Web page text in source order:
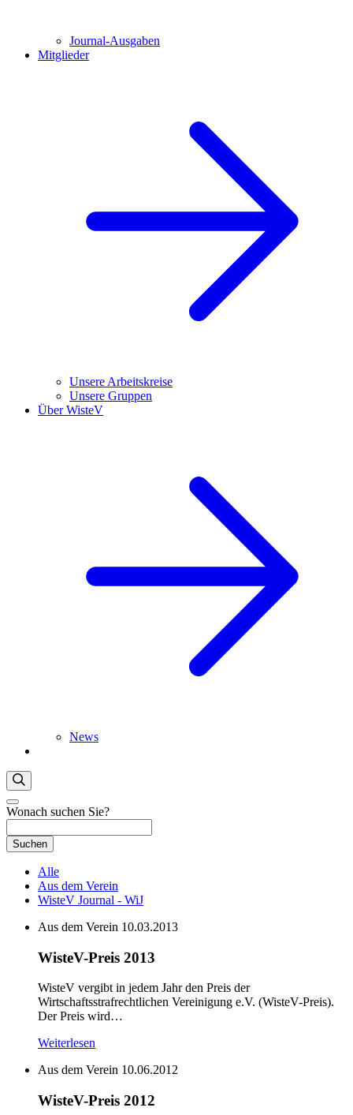
Journal-Ausgaben
Mitglieder
Unsere Arbeitskreise
Unsere Gruppen
Über WisteV
News
Wonach suchen Sie?
Suchen
Alle
Aus dem Verein
WisteV Journal - WiJ
Aus dem Verein 10.03.2013
WisteV-Preis 2013
WisteV vergibt in jedem Jahr den Preis der
Wirtschaftsstrafrechtlichen Vereinigung e.V. (WisteV-Preis).
Der Preis wird…
Weiterlesen
Aus dem Verein 10.06.2012
WisteV-Preis 2012